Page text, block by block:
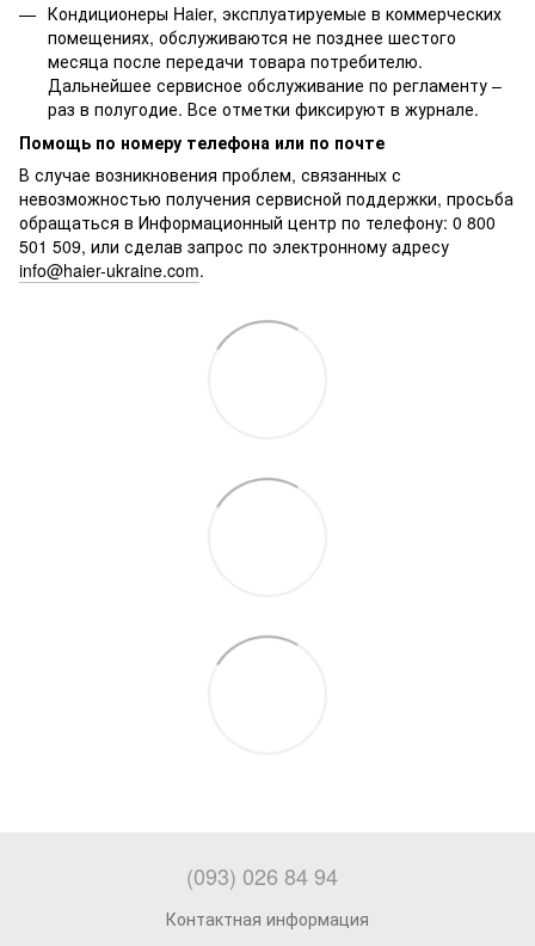
Кондиционеры Haier, эксплуатируемые в коммерческих
помещениях, обслуживаются не позднее шестого
месяца после передачи товара потребителю.
Дальнейшее сервисное обслуживание по регламенту –
раз в полугодие. Все отметки фиксируют в журнале.
Помощь по номеру телефона или по почте
В случае возникновения проблем, связанных с
невозможностью получения сервисной поддержки, просьба
обращаться в Информационный центр по телефону: 0 800
501 509, или сделав запрос по электронному адресу
info@haier-ukraine.com.
(093) 026 84 94
Контактная информация